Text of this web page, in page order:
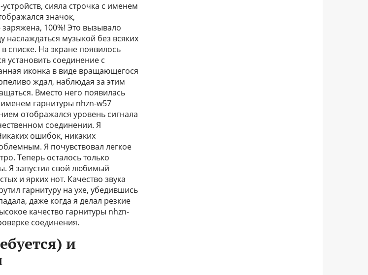
сияла строчка с именем
значок,
100%! Это вызывало
наслаждаться музыкой без всяких
списке. На экране появилось
соединение с
иконка в виде вращающегося
ждал, наблюдая за этим
Вместо него появилась
гарнитуры nhzn-w57
отображался уровень сигнала
соединении. Я
ошибок, никаких
Я почувствовал легкое
Теперь осталось только
Я запустил свой любимый
и ярких нот. Качество звука
гарнитуру на ухе, убедившись
даже когда я делал резкие
качество гарнитуры nhzn-
соединения.
и